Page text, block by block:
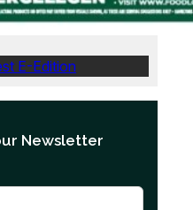
E-Edition
Newsletter